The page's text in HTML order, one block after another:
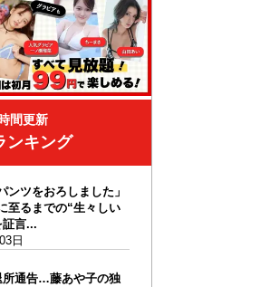
間更新
ンキング
ンツをおろしました」
至るまでの“生々しい
証言...
日
所通告…藤あや子の独